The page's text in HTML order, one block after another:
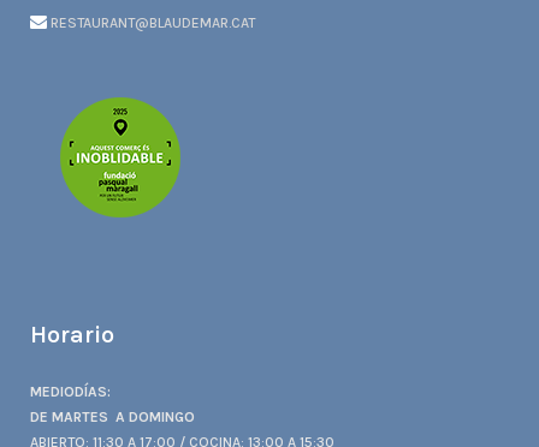
RESTAURANT@BLAUDEMAR.CAT
Horario
MEDIODÍAS:
DE MARTES A DOMINGO
ABIERTO: 11:30 A 17:00 / COCINA: 13:00 A 15:30